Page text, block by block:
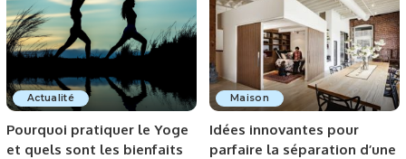
Actualité
Pourquoi pratiquer le Yoge
et quels sont les bienfaits
Maison
Idées innovantes pour
parfaire la séparation d’une